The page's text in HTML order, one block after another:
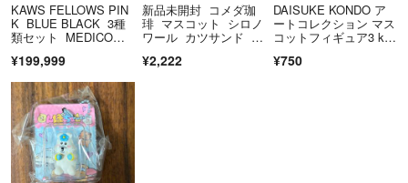
KAWS FELLOWS PIN
K BLUE BLACK 3種
類セット MEDICOM T
¥199,999
新品未開封 コメダ珈
琲 マスコット シロノ
ワール カツサンド モ
レ 4種セット
¥2,222
DAISUKE KONDO ア
ートコレクション マス
コットフィギュア3 ku
¥750